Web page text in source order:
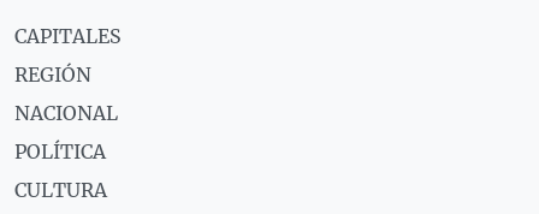
CAPITALES
REGIÓN
NACIONAL
POLÍTICA
CULTURA